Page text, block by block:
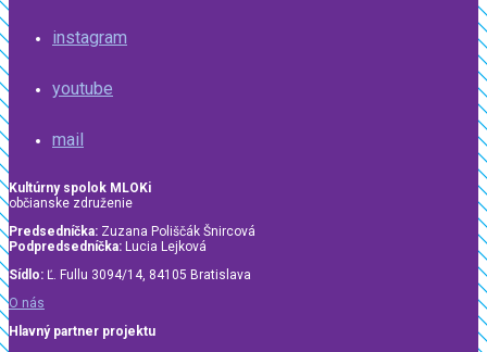
instagram
youtube
mail
Kultúrny spolok MLOKi
občianske združenie
Predsedníčka: Zuzana Poliščák Šnircová
Podpredsedníčka: Lucia Lejková
Sídlo: Ľ. Fullu 3094/14, 84105 Bratislava
O nás
Hlavný partner projektu